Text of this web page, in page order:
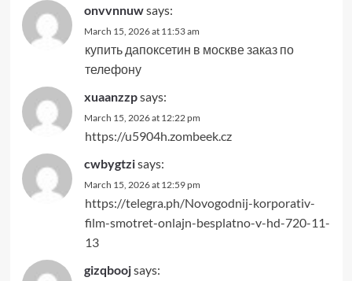
onvvnnuwsays:
March 15, 2026 at 11:53 am
купить дапоксетин в москве заказ по
телефону
xuaanzzpsays:
March 15, 2026 at 12:22 pm
https://u5904h.zombeek.cz
cwbygtzisays:
March 15, 2026 at 12:59 pm
https://telegra.ph/Novogodnij-korporativ-
film-smotret-onlajn-besplatno-v-hd-720-11-
13
gizqboojsays: